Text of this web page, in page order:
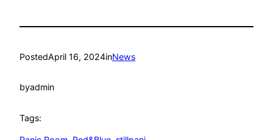
PostedApril 16, 2024inNews
byadmin
Tags: